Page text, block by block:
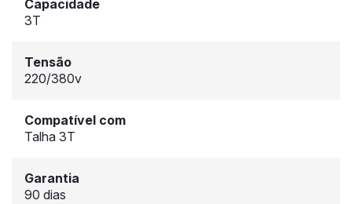
Capacidade
3T
Tensão
220/380v
Compatível com
Talha 3T
Garantia
90 dias